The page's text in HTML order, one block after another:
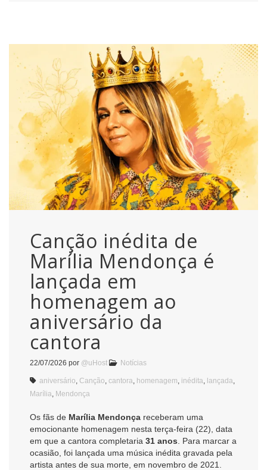
Canção inédita de
Marília Mendonça é
lançada em
homenagem ao
aniversário da
cantora
22/07/2026 por @uHost Notícias
aniversário Canção cantora homenagem inédita lançada
Marília Mendonça
Os fãs de Marília Mendonça receberam uma
emocionante homenagem nesta terça-feira (22), data
em que a cantora completaria 31 anos . Para marcar a
ocasião, foi lançada uma música inédita gravada pela
artista antes de sua morte, em novembro de 2021.